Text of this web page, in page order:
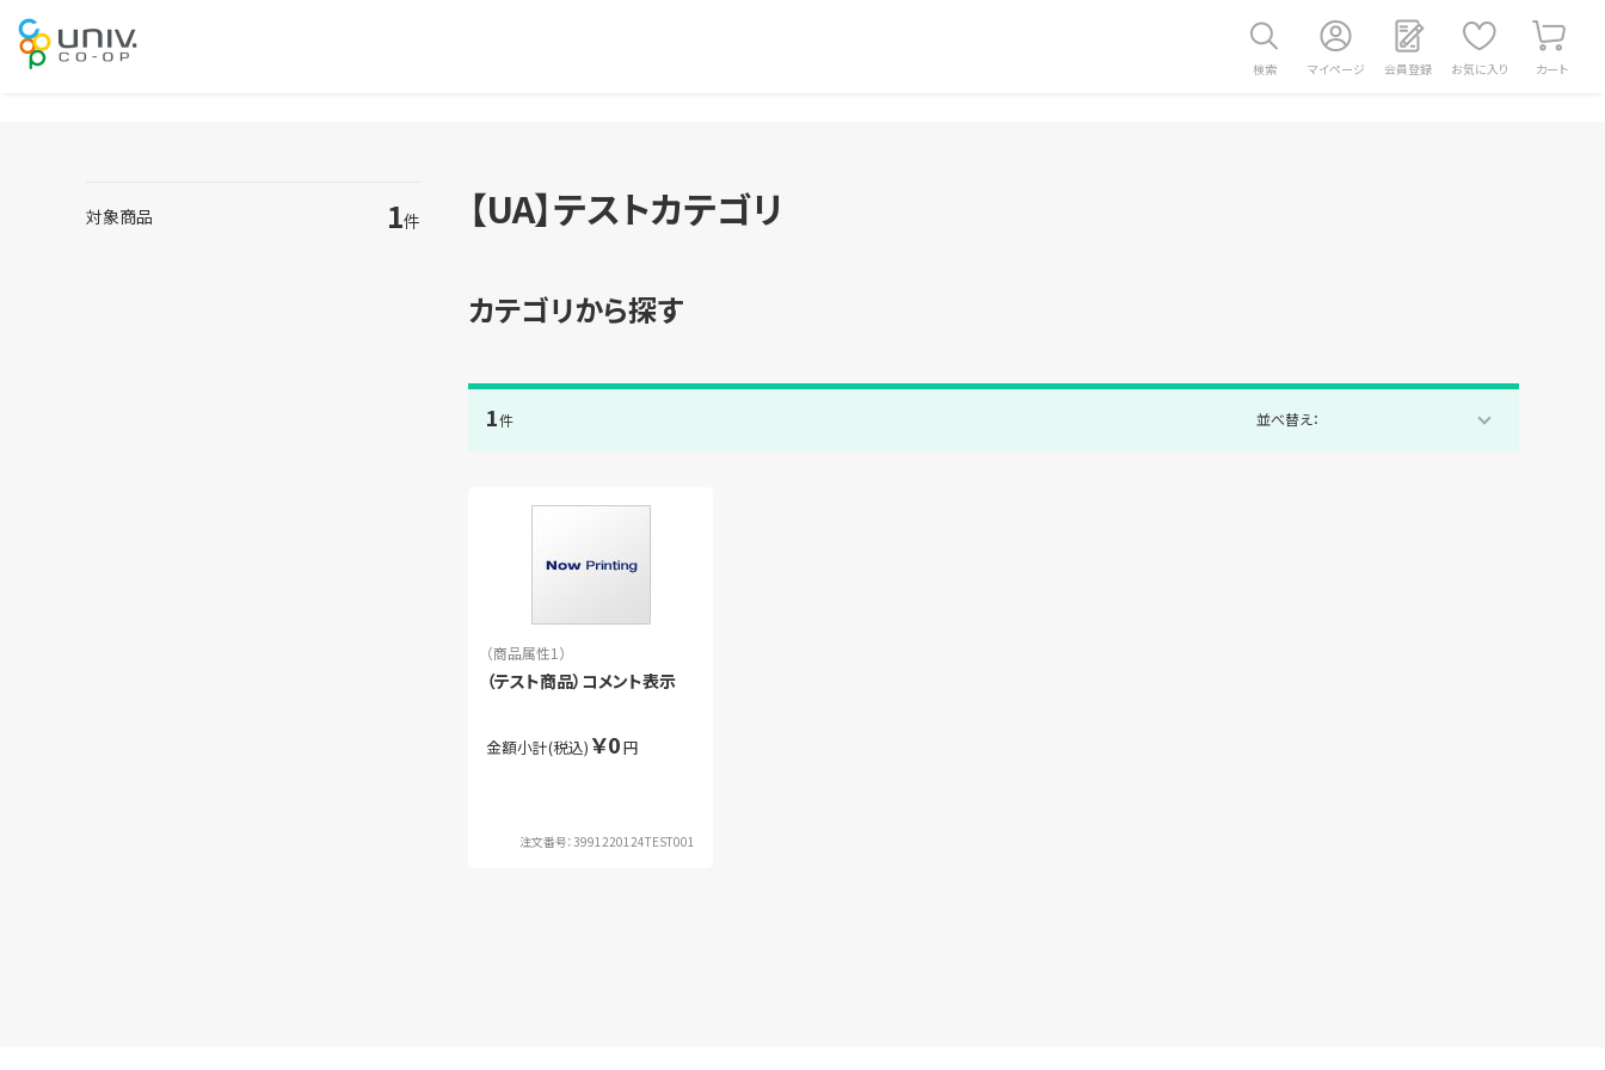
検索 マイページ 会員登録 お気に入り カート
対象商品 1件 【UA】テストカテゴリ
カテゴリから探す
1件 並べ替え：
（商品属性1）
（テスト商品）コメント表示
金額小計(税込) ￥0円
注文番号：3991220124TEST001